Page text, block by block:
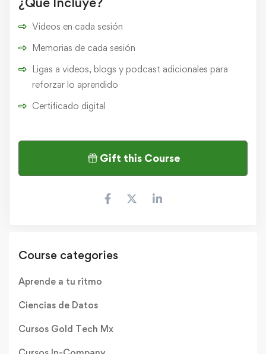
Videos en cada sesión
Memorias de cada sesión
Ligas a videos, blogs y podcast adicionales para
reforzar lo aprendido
Certificado digital
Gift this Course
Course categories
Aprende a tu ritmo
Ciencias de Datos
Cursos Gold Tech Mx